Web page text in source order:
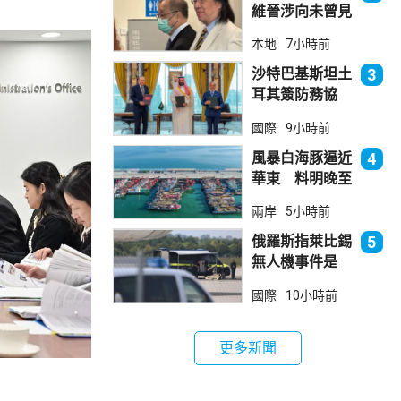
維晉涉向未曾見
委會繼續聆訊
本地 7小時前
沙特巴基斯坦土
耳其簽防務協
林團結
3
國際 9小時前
風暴白海豚逼近
華東 料明晚至
帶
4
兩岸 5小時前
俄羅斯指萊比錫
無人機事件是
5
國際 10小時前
更多新聞